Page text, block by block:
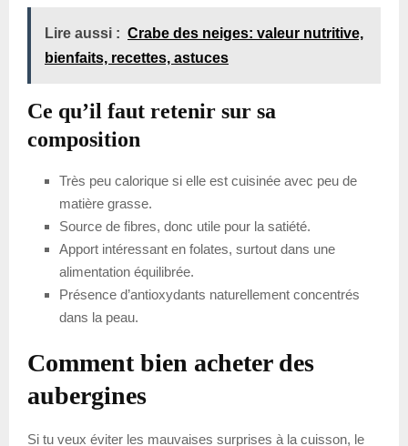
Lire aussi : Crabe des neiges: valeur nutritive,
bienfaits, recettes, astuces
Ce qu’il faut retenir sur sa
composition
Très peu calorique si elle est cuisinée avec peu de
matière grasse.
Source de fibres, donc utile pour la satiété.
Apport intéressant en folates, surtout dans une
alimentation équilibrée.
Présence d’antioxydants naturellement concentrés
dans la peau.
Comment bien acheter des
aubergines
Si tu veux éviter les mauvaises surprises à la cuisson, le